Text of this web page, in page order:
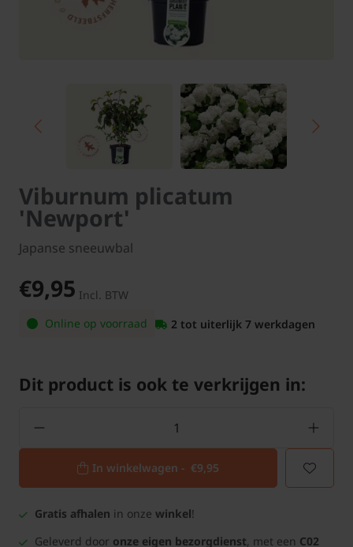
Viburnum plicatum
'Newport'
Japanse sneeuwbal
€9,95 Incl. BTW
Online op voorraad
2 tot uiterlijk 7 werkdagen
Dit product is ook te verkrijgen in:
In winkelwagen - €9,95
Gratis afhalen in onze winkel!
Geleverd door onze eigen bezorgdienst, met een C02